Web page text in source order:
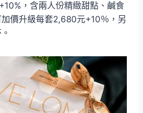
，含兩人份精緻甜點、鹹食
價升級每套2,680元+10％，另